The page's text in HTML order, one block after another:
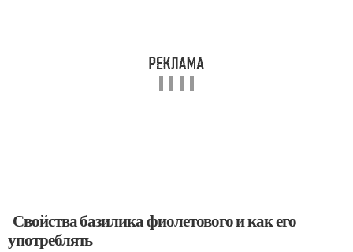
Свойства базилика фиолетового и как его
употреблять